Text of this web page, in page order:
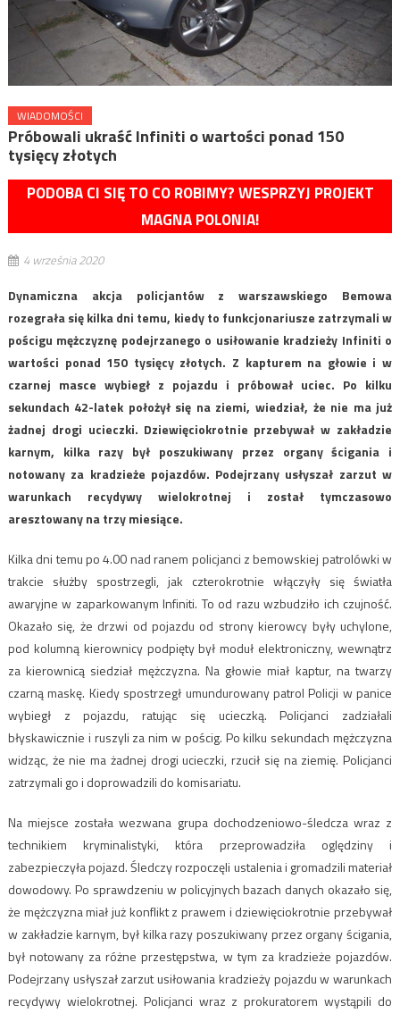
WIADOMOŚCI
Próbowali ukraść Infiniti o wartości ponad 150
tysięcy złotych
PODOBA CI SIĘ TO CO ROBIMY? WESPRZYJ PROJEKT
MAGNA POLONIA!
4 września 2020
Dynamiczna akcja policjantów z warszawskiego Bemowa
rozegrała się kilka dni temu, kiedy to funkcjonariusze zatrzymali w
pościgu mężczyznę podejrzanego o usiłowanie kradzieży Infiniti o
wartości ponad 150 tysięcy złotych. Z kapturem na głowie i w
czarnej masce wybiegł z pojazdu i próbował uciec. Po kilku
sekundach 42-latek położył się na ziemi, wiedział, że nie ma już
żadnej drogi ucieczki. Dziewięciokrotnie przebywał w zakładzie
karnym, kilka razy był poszukiwany przez organy ścigania i
notowany za kradzieże pojazdów. Podejrzany usłyszał zarzut w
warunkach recydywy wielokrotnej i został tymczasowo
aresztowany na trzy miesiące.
Kilka dni temu po 4.00 nad ranem policjanci z bemowskiej patrolówki w
trakcie służby spostrzegli, jak czterokrotnie włączyły się światła
awaryjne w zaparkowanym Infiniti. To od razu wzbudziło ich czujność.
Okazało się, że drzwi od pojazdu od strony kierowcy były uchylone,
pod kolumną kierownicy podpięty był moduł elektroniczny, wewnątrz
za kierownicą siedział mężczyzna. Na głowie miał kaptur, na twarzy
czarną maskę. Kiedy spostrzegł umundurowany patrol Policji w panice
wybiegł z pojazdu, ratując się ucieczką. Policjanci zadziałali
błyskawicznie i ruszyli za nim w pościg. Po kilku sekundach mężczyzna
widząc, że nie ma żadnej drogi ucieczki, rzucił się na ziemię. Policjanci
zatrzymali go i doprowadzili do komisariatu.
Na miejsce została wezwana grupa dochodzeniowo-śledcza wraz z
technikiem kryminalistyki, która przeprowadziła oględziny i
zabezpieczyła pojazd. Śledczy rozpoczęli ustalenia i gromadzili materiał
dowodowy. Po sprawdzeniu w policyjnych bazach danych okazało się,
że mężczyzna miał już konflikt z prawem i dziewięciokrotnie przebywał
w zakładzie karnym, był kilka razy poszukiwany przez organy ścigania,
był notowany za różne przestępstwa, w tym za kradzieże pojazdów.
Podejrzany usłyszał zarzut usiłowania kradzieży pojazdu w warunkach
recydywy wielokrotnej. Policjanci wraz z prokuratorem wystąpili do